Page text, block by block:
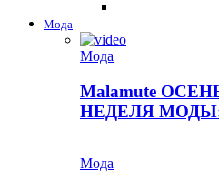
Мода
Мода
Malamute
НЕДЕЛЯ
Мода